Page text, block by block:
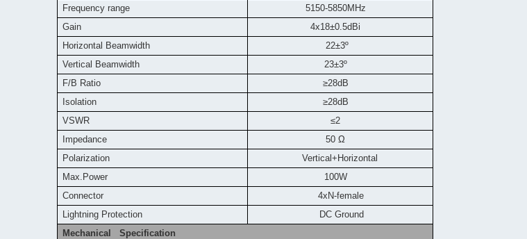
Frequency range
5150-5850MHz
Gain
4x18±0.5dBi
Horizontal Beamwidth
22±3º
Vertical Beamwidth
23±3º
F/B Ratio
≥28dB
Isolation
≥28dB
VSWR
≤2
Impedance
50 Ω
Polarization
Vertical+Horizontal
Max.Power
100W
Connector
4xN-female
Lightning Protection
DC Ground
Mechanical Specification